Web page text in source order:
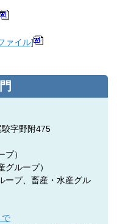
ァイル]
駮字野附475
）
ループ）
ープ、 畜産・水産グル
で